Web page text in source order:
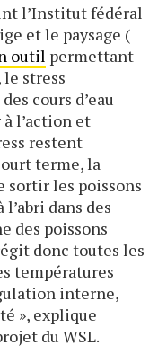
l’Institut fédéral
et le paysage (
outil permettant
stress
cours d’eau
à l’action et
restent
terme, la
sortir les poissons
dans des
des poissons
donc toutes les
températures
interne,
», explique
du WSL.